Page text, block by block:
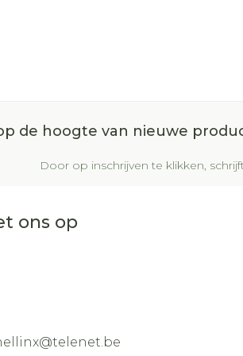
de hoogte van nieuwe
Door op inschrijven te klikken,
ons op
telenet.be